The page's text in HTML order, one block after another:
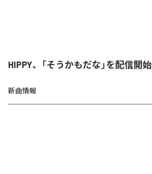
HIPPY、「そうかもだな」を配信開始
新曲情報